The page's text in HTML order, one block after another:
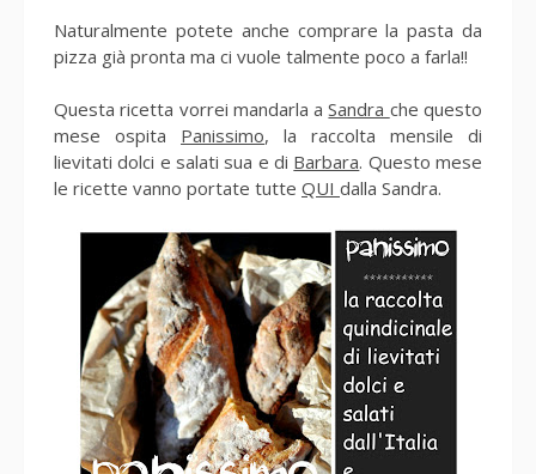
Naturalmente potete anche comprare la pasta da
pizza già pronta ma ci vuole talmente poco a farla!!
Questa ricetta vorrei mandarla aSandra che questo
mese ospita Panissimo, la raccolta mensile di
lievitati dolci e salati sua e di Barbara. Questo mese
le ricette vanno portate tutte QUI dalla Sandra.